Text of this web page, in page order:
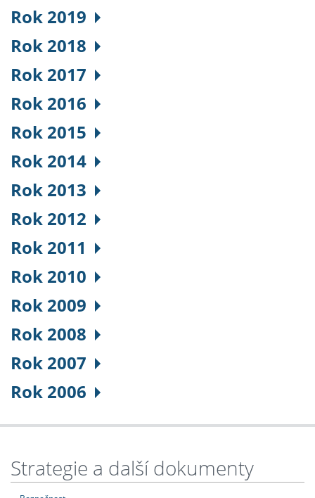
Rok 2019
Rok 2018
Rok 2017
Rok 2016
Rok 2015
Rok 2014
Rok 2013
Rok 2012
Rok 2011
Rok 2010
Rok 2009
Rok 2008
Rok 2007
Rok 2006
Strategie a další dokumenty